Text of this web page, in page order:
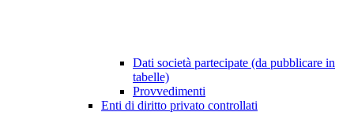
Dati società partecipate (da pubblicare in
tabelle)
Provvedimenti
Enti di diritto privato controllati